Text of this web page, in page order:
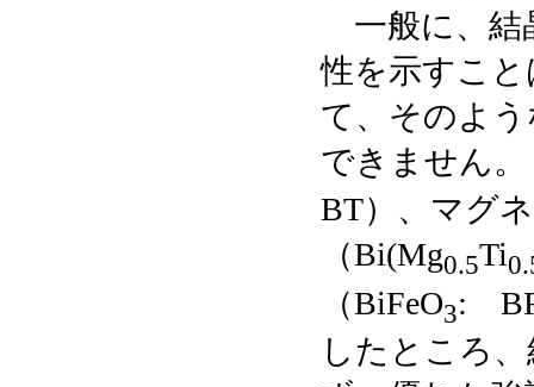
一般に、結
性を示すこ
て、そのよ
できません
BT）、マグ
（Bi(Mg0.5Ti
（BiFeO3: BF
したところ